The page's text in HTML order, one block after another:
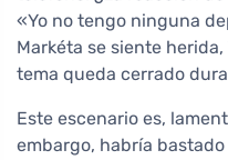
«Yo no tengo ninguna
Markéta se siente
tema queda cerrado
Este escenario es,
embargo, habría